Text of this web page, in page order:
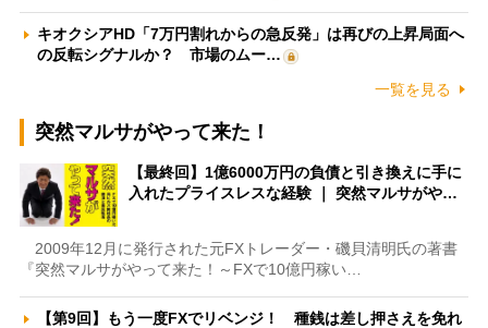
キオクシアHD「7万円割れからの急反発」は再びの上昇局面へ
の反転シグナルか？ 市場のムー…
一覧を見る
突然マルサがやって来た！
【最終回】1億6000万円の負債と引き換えに手に
入れたプライスレスな経験 ｜ 突然マルサがや…
2009年12月に発行された元FXトレーダー・磯貝清明氏の著書
『突然マルサがやって来た！～FXで10億円稼い…
【第9回】もう一度FXでリベンジ！ 種銭は差し押さえを免れ